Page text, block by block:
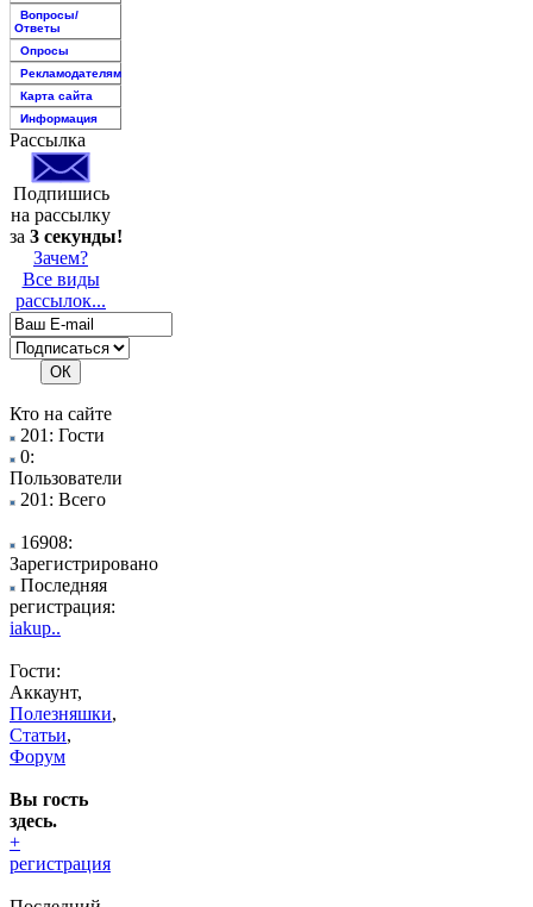
Вопросы/
Ответы
Опросы
Рекламодателям
Карта сайта
Информация
Рассылка
Подпишись
на рассылку
за 3 секунды!
Зачем?
Все виды
рассылок...
Кто на сайте
201: Гости
0:
Пользователи
201: Всего
16908:
Зарегистрировано
Последняя
регистрация:
iakup..
Гости:
Аккаунт,
Полезняшки,
Статьи,
Форум
Вы гость
здесь.
+
регистрация